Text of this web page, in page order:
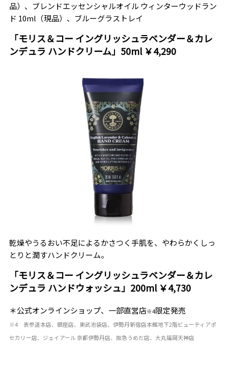
品）、ブレンドエッセンシャルオイル ウィンターウッドラン
ド 10ml（現品）、ブルーグラストレイ
「モリス＆コー イングリッシュラベンダー＆カレ
ンデュラ ハンドクリーム」50ml ￥4,290
乾燥やうるおい不足によるかさつく手肌を、やわらかくしっ
とりと潤すハンドクリーム。
「モリス＆コー イングリッシュラベンダー＆カレ
ンデュラ ハンドウォッシュ」200ml ￥4,730
＊公式オンラインショップ、一部直営店※4限定発売
※4 表参道本店、銀座店、東武池袋店、伊勢丹新宿店本館地下2階ビューティアポ
セカリー店、ジェイアール 京都伊勢丹店、阪急うめだ店、大丸福岡天神店